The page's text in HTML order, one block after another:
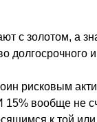
с золотом, а
долгосрочного
рисковым
15% вообще не